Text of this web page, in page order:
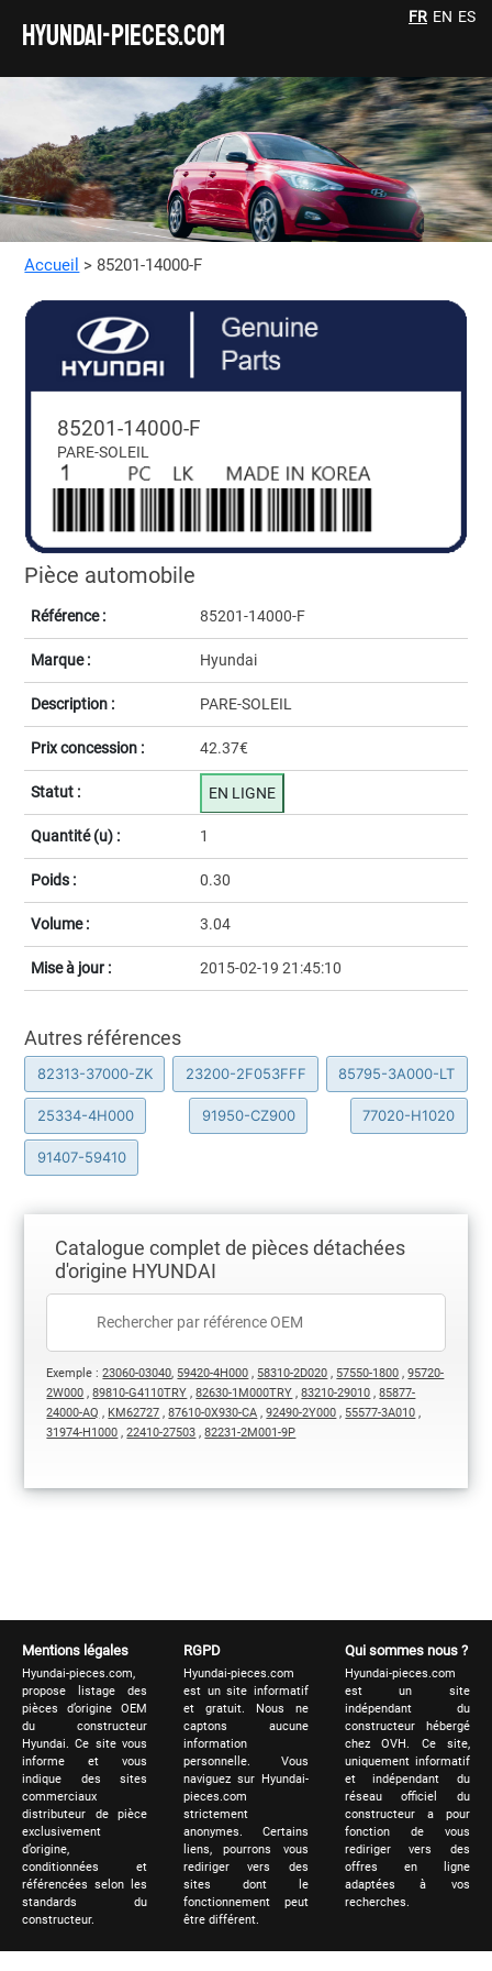
HYUNDAI-pieces.com
FR EN ES
Accueil > 85201-14000-F
Pièce automobile
Référence : 85201-14000-F
Marque : Hyundai
Description : PARE-SOLEIL
Prix concession : 42.37€
Statut : EN LIGNE
Quantité (u) : 1
Poids : 0.30
Volume : 3.04
Mise à jour : 2015-02-19 21:45:10
85201-14000-F
PARE-SOLEIL
Autres références
82313-37000-ZK 23200-2F053FFF 85795-3A000-LT
25334-4H000 91950-CZ900 77020-H1020
91407-59410
Catalogue complet de pièces détachées
d'origine HYUNDAI
Exemple :23060-03040, 59420-4H000 , 58310-2D020 , 57550-1800 ,95720-
2W000 ,89810-G4110TRY ,82630-1M000TRY ,83210-29010 ,85877-
24000-AQ , KM62727 ,87610-0X930-CA ,92490-2Y000 , 55577-3A010 ,
31974-H1000 ,22410-27503 ,82231-2M001-9P
Mentions légales
Hyundai-pieces.com,
propose listage des
pièces d’origine OEM
du constructeur
Hyundai. Ce site vous
informe et vous
indique des sites
commerciaux
distributeur de pièce
exclusivement
d’origine,
conditionnées et
référencées selon les
standards du
constructeur.
RGPD
Hyundai-pieces.com
est un site informatif
et gratuit. Nous ne
captons aucune
information
personnelle. Vous
naviguez sur Hyundai-
pieces.com
strictement
anonymes. Certains
liens, pourrons vous
rediriger vers des
sites dont le
fonctionnement peut
être différent.
Qui sommes nous ?
Hyundai-pieces.com
est un site
indépendant du
constructeur hébergé
chez OVH. Ce site,
uniquement informatif
et indépendant du
réseau officiel du
constructeur a pour
fonction de vous
rediriger vers des
offres en ligne
adaptées à vos
recherches.